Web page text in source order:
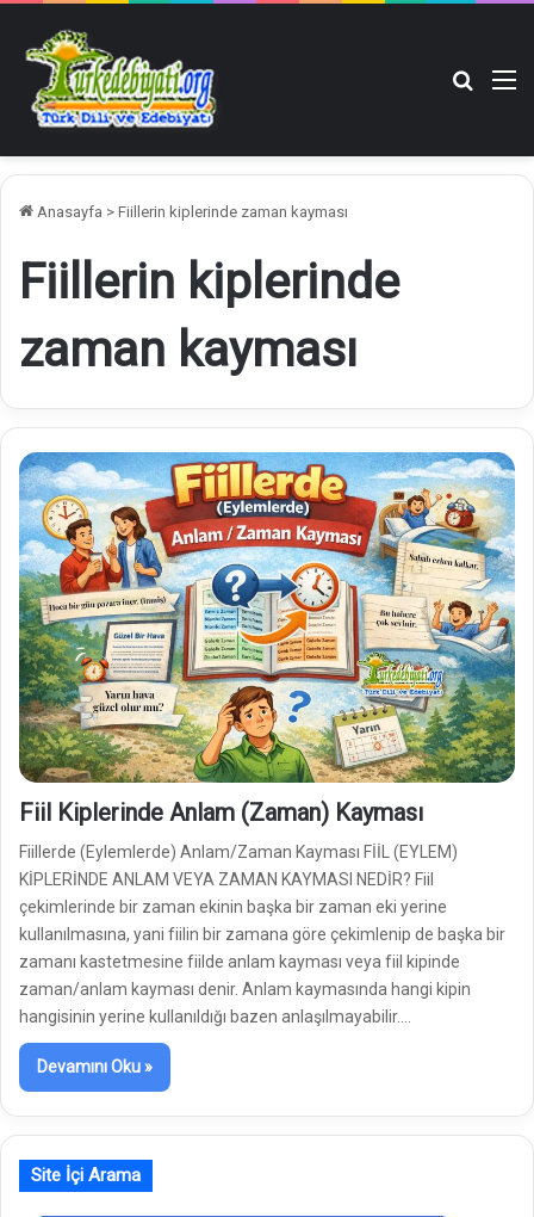
Anasayfa > Fiillerin kiplerinde zaman kayması
Fiillerin kiplerinde
zaman kayması
Fiil Kiplerinde Anlam (Zaman) Kayması
Fiillerde (Eylemlerde) Anlam/Zaman Kayması FİİL (EYLEM)
KİPLERİNDE ANLAM VEYA ZAMAN KAYMASI NEDİR? Fiil
çekimlerinde bir zaman ekinin başka bir zaman eki yerine
kullanılmasına, yani fiilin bir zamana göre çekimlenip de başka bir
zamanı kastetmesine fiilde anlam kayması veya fiil kipinde
zaman/anlam kayması denir. Anlam kaymasında hangi kipin
hangisinin yerine kullanıldığı bazen anlaşılmayabilir.…
Devamını Oku »
Site İçi Arama